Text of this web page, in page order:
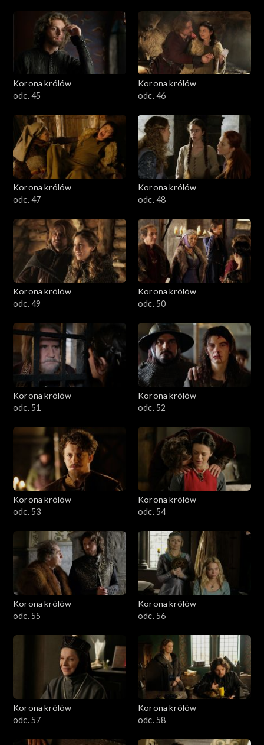
Korona królów
odc. 45
Korona królów
odc. 46
Korona królów
odc. 47
Korona królów
odc. 48
Korona królów
odc. 49
Korona królów
odc. 50
Korona królów
odc. 51
Korona królów
odc. 52
Korona królów
odc. 53
Korona królów
odc. 54
Korona królów
odc. 55
Korona królów
odc. 56
Korona królów
odc. 57
Korona królów
odc. 58